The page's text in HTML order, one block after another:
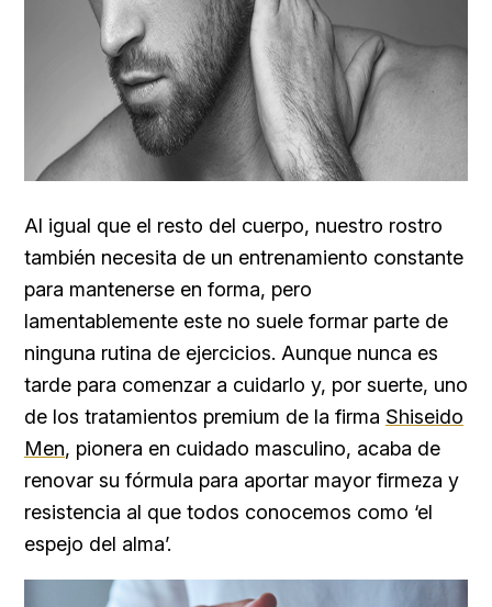
Al igual que el resto del cuerpo, nuestro rostro
también necesita de un entrenamiento constante
para mantenerse en forma, pero
lamentablemente este no suele formar parte de
ninguna rutina de ejercicios. Aunque nunca es
tarde para comenzar a cuidarlo y, por suerte, uno
de los tratamientos premium de la firma Shiseido
Men, pionera en cuidado masculino, acaba de
renovar su fórmula para aportar mayor firmeza y
resistencia al que todos conocemos como ‘el
espejo del alma’.